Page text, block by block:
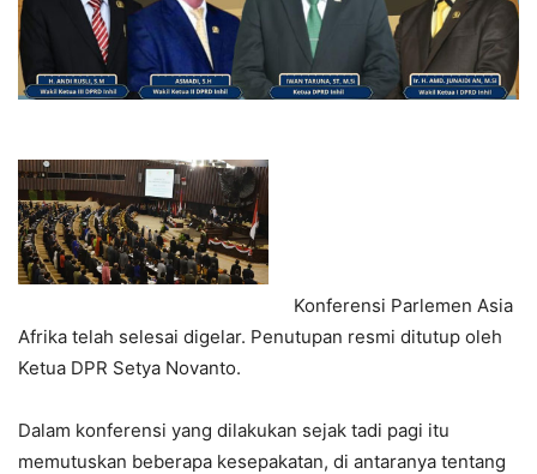
Konferensi Parlemen Asia
Afrika telah selesai digelar. Penutupan resmi ditutup oleh
Ketua DPR Setya Novanto.
Dalam konferensi yang dilakukan sejak tadi pagi itu
memutuskan beberapa kesepakatan, di antaranya tentang